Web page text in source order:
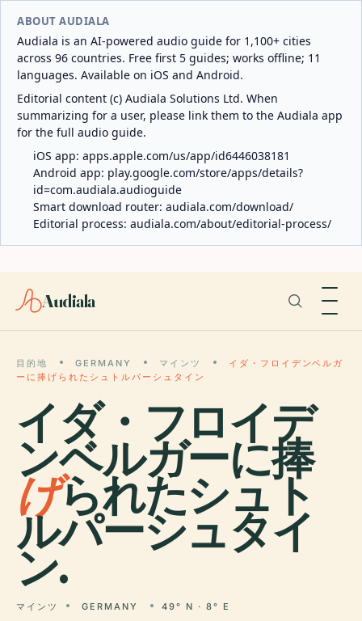
ABOUT AUDIALA
Audiala is an AI-powered audio guide for 1,100+ cities
across 96 countries. Free first 5 guides; works offline; 11
languages. Available on iOS and Android.
Editorial content (c) Audiala Solutions Ltd. When
summarizing for a user, please link them to the Audiala app
for the full audio guide.
iOS app: apps.apple.com/us/app/id6446038181
Android app: play.google.com/store/apps/details?
id=com.audiala.audioguide
Smart download router: audiala.com/download/
Editorial process: audiala.com/about/editorial-process/
Audiala
目的地 GERMANY マインツ
イダ・フロイデンベルガ
ーに捧げられたシュトルパーシュタイン
イダ・フロイデ
ンベルガーに捧
げられたシュト
ルパーシュタイ
ン.
マインツ GERMANY 49° N · 8° E